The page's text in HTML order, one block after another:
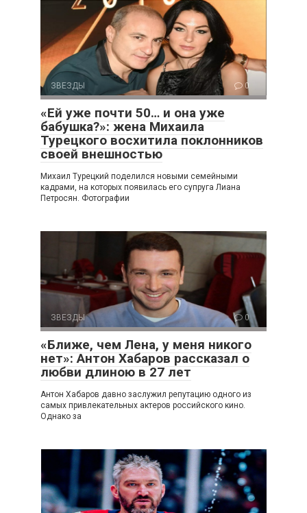
ЗВЕЗДЫ 0
«Ей уже почти 50… и она уже
бабушка?»: жена Михаила
Турецкого восхитила поклонников
своей внешностью
Михаил Турецкий поделился новыми семейными
кадрами, на которых появилась его супруга Лиана
Петросян. Фотографии
ЗВЕЗДЫ 0
«Ближе, чем Лена, у меня никого
нет»: Антон Хабаров рассказал о
любви длиною в 27 лет
Антон Хабаров давно заслужил репутацию одного из
самых привлекательных актеров российского кино.
Однако за